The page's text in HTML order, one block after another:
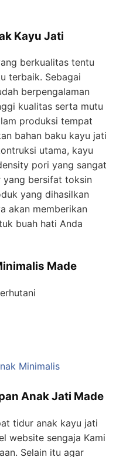
Kayu Jati
berkualitas tentu
terbaik. Sebagai
berpengalaman
kualitas serta mutu
produksi tempat
bahan baku kayu jati
utama, kayu
pori yang sangat
yang bersifat toksin
yang dihasilkan
akan memberikan
buah hati Anda
Made
Minimalis
Anak Jati Made
tidur anak kayu jati
website sengaja Kami
Selain itu agar